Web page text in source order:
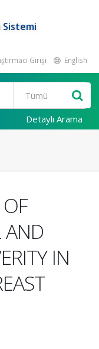
Girişi English
Detaylı Arama
AND
IN